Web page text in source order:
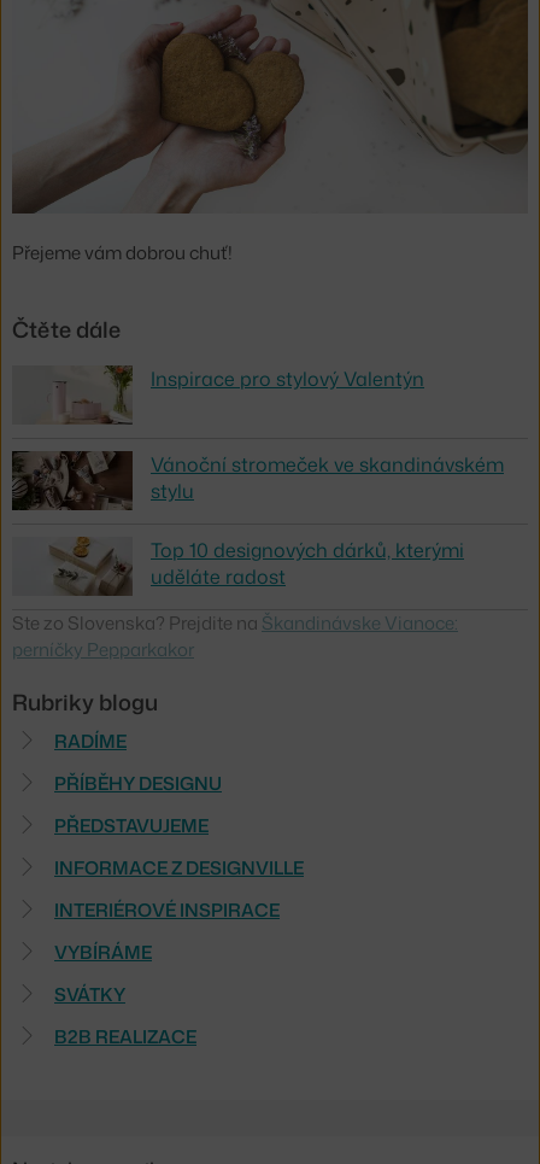
Přejeme vám dobrou chuť!
Čtěte dále
Inspirace pro stylový Valentýn
Vánoční stromeček ve skandinávském
stylu
Top 10 designových dárků, kterými
uděláte radost
Ste zo Slovenska? Prejdite na Škandinávske Vianoce:
perníčky Pepparkakor
Rubriky blogu
RADÍME
PŘÍBĚHY DESIGNU
PŘEDSTAVUJEME
INFORMACE Z DESIGNVILLE
INTERIÉROVÉ INSPIRACE
VYBÍRÁME
SVÁTKY
B2B REALIZACE